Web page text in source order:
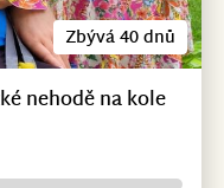
Zbývá 40 dnů
nehodě na kole